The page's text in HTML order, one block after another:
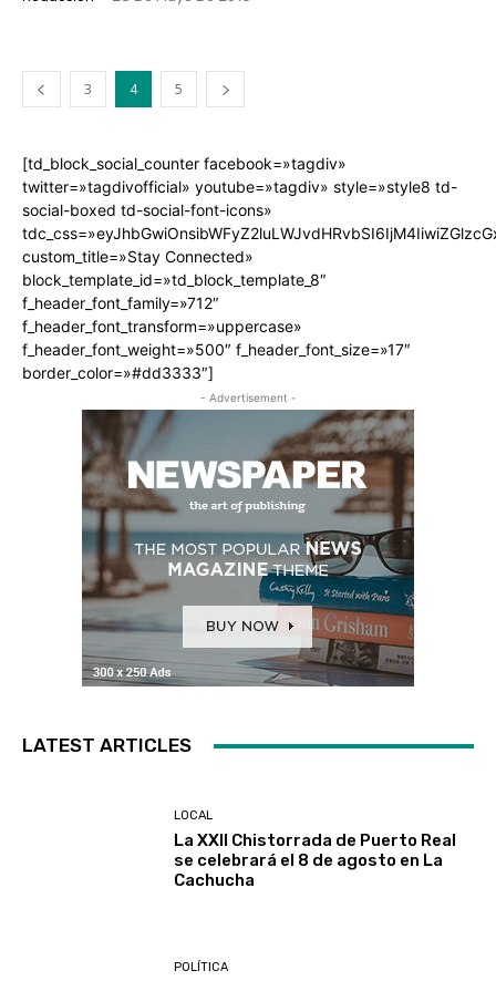
3 4 5
[td_block_social_counter facebook=»tagdiv»
twitter=»tagdivofficial» youtube=»tagdiv» style=»style8 td-
social-boxed td-social-font-icons»
custom_title=»Stay Connected»
block_template_id=»td_block_template_8″
f_header_font_family=»712″
f_header_font_transform=»uppercase»
f_header_font_weight=»500″ f_header_font_size=»17″
border_color=»#dd3333″]
- Advertisement -
LATEST ARTICLES
LOCAL
La XXII Chistorrada de Puerto Real
se celebrará el 8 de agosto en La
Cachucha
POLÍTICA